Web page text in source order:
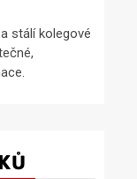
stálí kolegové